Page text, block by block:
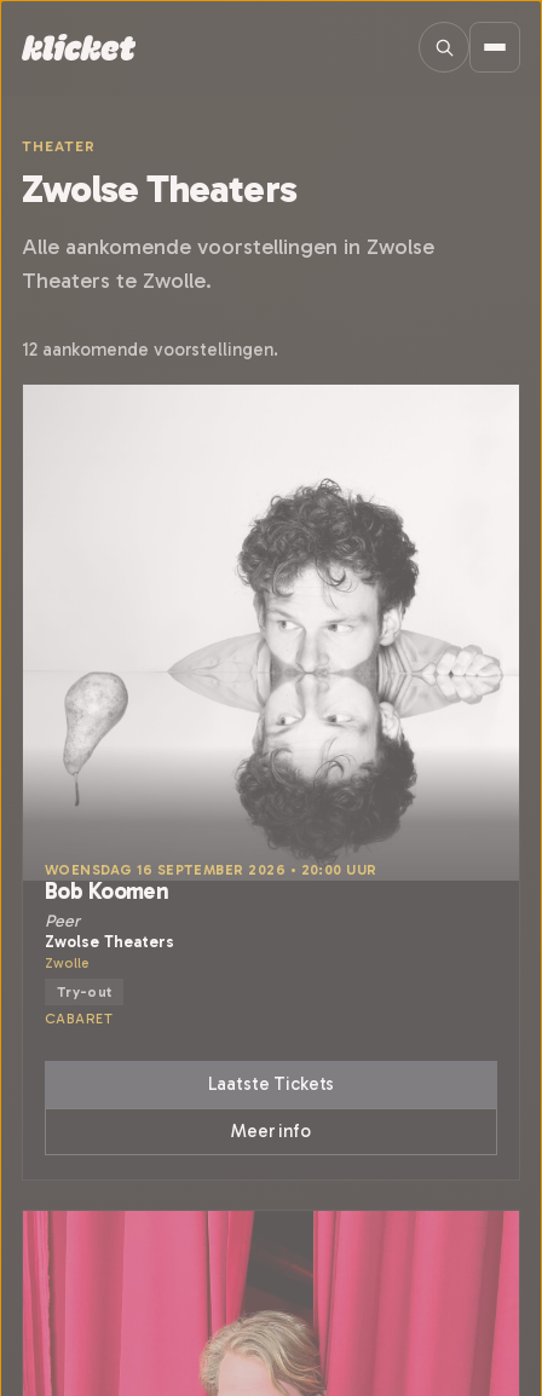
THEATER
Zwolse Theaters
Alle aankomende voorstellingen in Zwolse
Theaters te Zwolle.
12 aankomende voorstellingen.
WOENSDAG 16 SEPTEMBER 2026 • 20:00 UUR
Bob Koomen
Peer
Zwolse Theaters
Zwolle
Try-out
CABARET
Laatste Tickets
Meer info